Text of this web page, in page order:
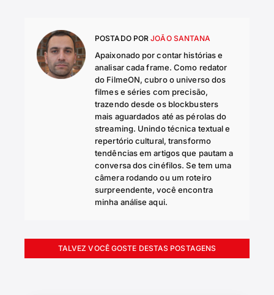
POSTADO POR JOÃO SANTANA
Apaixonado por contar histórias e
analisar cada frame. Como redator
do FilmeON, cubro o universo dos
filmes e séries com precisão,
trazendo desde os blockbusters
mais aguardados até as pérolas do
streaming. Unindo técnica textual e
repertório cultural, transformo
tendências em artigos que pautam a
conversa dos cinéfilos. Se tem uma
câmera rodando ou um roteiro
surpreendente, você encontra
minha análise aqui.
TALVEZ VOCÊ GOSTE DESTAS POSTAGENS